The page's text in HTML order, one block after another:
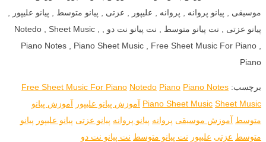
موسیقی , پیانو پروانه , پروانه , علیپور , عزتی , پیانو متوسط , پیانو علیپور ,
پیانو عزتی , نت پیانو متوسط , نت پیانو نت دو , Notedo , Sheet Music ,
Piano Notes , Piano Sheet Music , Free Sheet Music For Piano ,
Piano
برچسب: Free Sheet Music For Piano Notedo Piano Piano Notes
Piano Sheet Music Sheet Music آموزش پیانو علیپور آموزش پیانو
متوسط آموزش موسیقی پروانه پیانو پروانه پیانو عزتی پیانو علیپور پیانو
متوسط عزتی علیپور نت پیانو متوسط نت پیانو نت دو